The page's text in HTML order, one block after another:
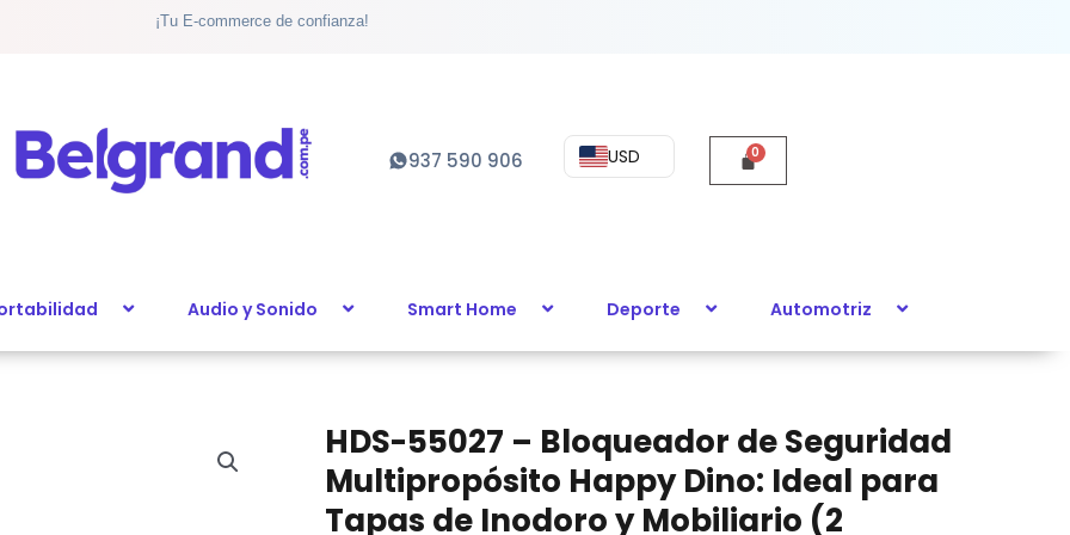
¡Tu E-commerce de confianza!
937 590 906 USD
Audio y Sonido Smart Home Deporte Automotriz
HDS-55027 – Bloqueador de Seguridad
Multipropósito Happy Dino: Ideal para
Tapas de Inodoro y Mobiliario (2
HDS-
55027
-
Bloqueador
Ideal
y
cantidad